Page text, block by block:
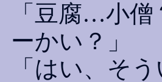
「豆腐…小
ーかい？」
「はい、そ